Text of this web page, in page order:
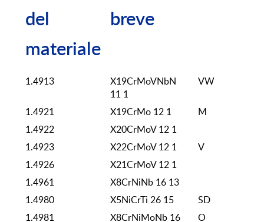
del
materiale
breve
1.4913
X19CrMoVNbN
11 1
VW
1.4921 X19CrMo 12 1
M
1.4922
X20CrMoV 12 1
1.4923
X22CrMoV 12 1
V
1.4926
X21CrMoV 12 1
1.4961
X8CrNiNb 16 13
1.4980
X5NiCrTi 26 15
SD
1.4981
X8CrNiMoNb 16
O